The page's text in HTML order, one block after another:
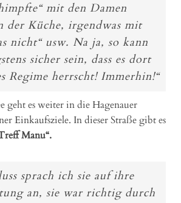
mit den Damen
der Küche, irgendwas mit
nicht“ usw. Na ja, so kann
sicher sein, dass es dort
Regime herrscht! Immerhin!“
geht es weiter in die Hagenauer
Einkaufsziele. In dieser Straße gibt es
Manu“.
sprach ich sie auf ihre
an, sie war richtig durch